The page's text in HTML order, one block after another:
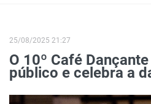
25/08/2025 21:27
O 10º Café
público e celebra a